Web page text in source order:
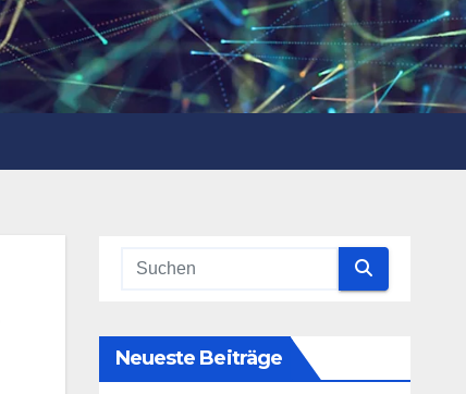
Neueste Beiträge